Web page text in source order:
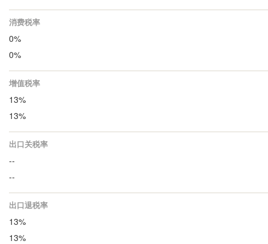
消费税率
0%
0%
增值税率
13%
13%
出口关税率
--
--
出口退税率
13%
13%